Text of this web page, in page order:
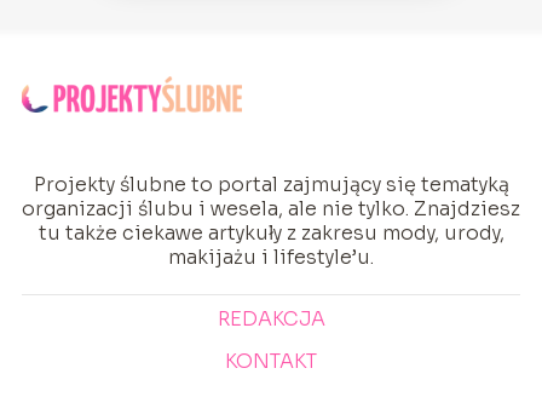
Projekty ślubne to portal zajmujący się tematyką
organizacji ślubu i wesela, ale nie tylko. Znajdziesz
tu także ciekawe artykuły z zakresu mody, urody,
makijażu i lifestyle’u.
REDAKCJA
KONTAKT